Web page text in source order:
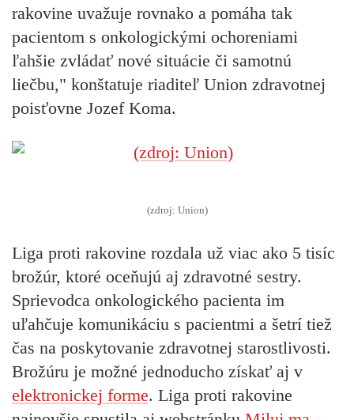
rakovine uvažuje rovnako a pomáha tak
pacientom s onkologickými ochoreniami
ľahšie zvládať nové situácie či samotnú
liečbu," konštatuje riaditeľ Union zdravotnej
poisťovne Jozef Koma.
(zdroj: Union)
Liga proti rakovine rozdala už viac ako 5 tisíc
brožúr, ktoré oceňujú aj zdravotné sestry.
Sprievodca onkologického pacienta im
uľahčuje komunikáciu s pacientmi a šetrí tiež
čas na poskytovanie zdravotnej starostlivosti.
Brožúru je možné jednoducho získať aj v
elektronickej forme. Liga proti rakovine